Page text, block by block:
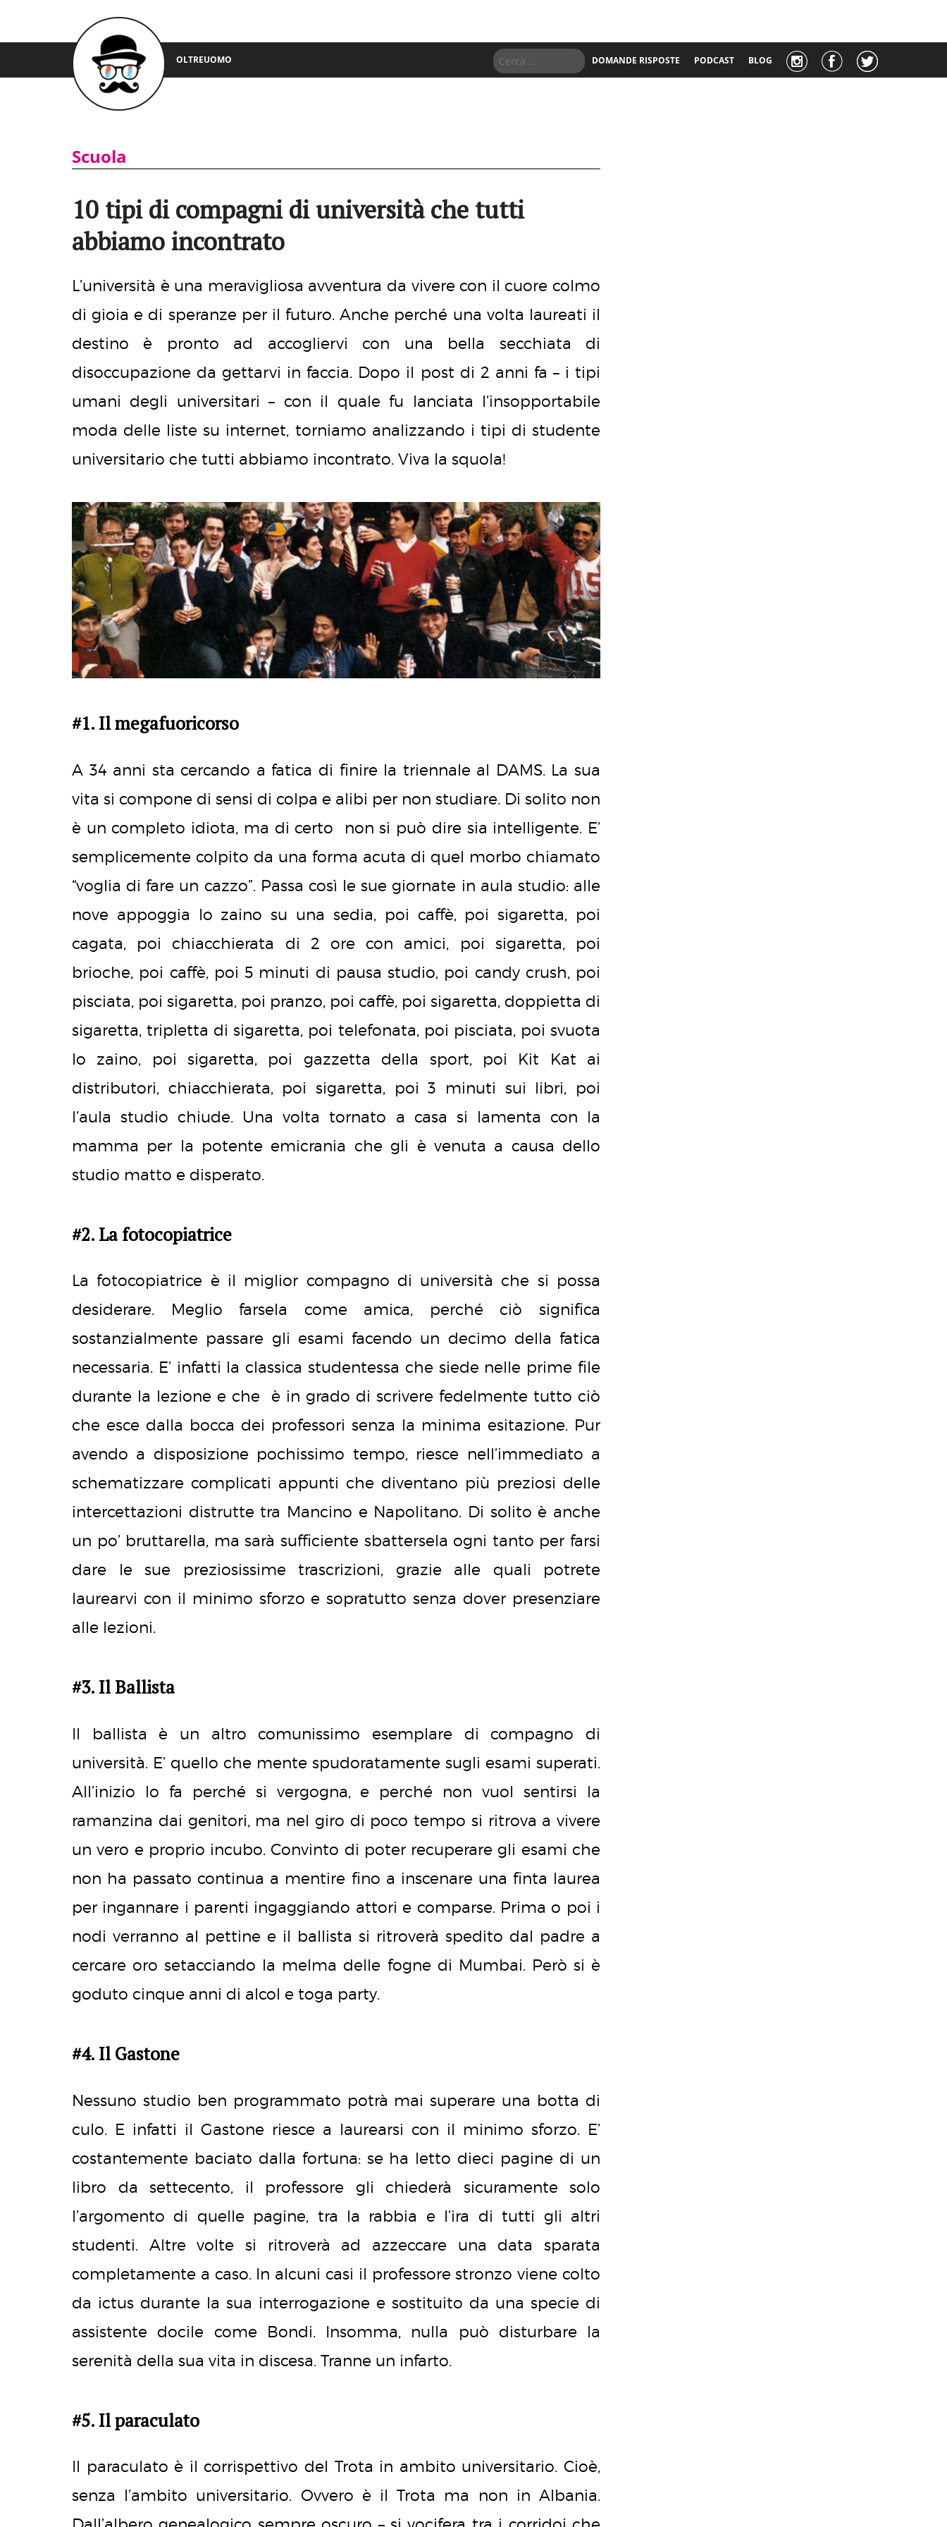
OLTREUOMO DOMANDE RISPOSTE PODCAST BLOG
Scuola
10 tipi di compagni di università che tutti
abbiamo incontrato
L’università è una meravigliosa avventura da vivere con il cuore colmo
di gioia e di speranze per il futuro. Anche perché una volta laureati il
destino è pronto ad accogliervi con una bella secchiata di
disoccupazione da gettarvi in faccia. Dopo il post di 2 anni fa – i tipi
umani degli universitari – con il quale fu lanciata l’insopportabile
moda delle liste su internet, torniamo analizzando i tipi di studente
universitario che tutti abbiamo incontrato. Viva la squola!
#1. Il megafuoricorso
A 34 anni sta cercando a fatica di finire la triennale al DAMS. La sua
vita si compone di sensi di colpa e alibi per non studiare. Di solito non
è un completo idiota, ma di certo non si può dire sia intelligente. E’
semplicemente colpito da una forma acuta di quel morbo chiamato
“voglia di fare un cazzo”. Passa così le sue giornate in aula studio: alle
nove appoggia lo zaino su una sedia, poi caffè, poi sigaretta, poi
cagata, poi chiacchierata di 2 ore con amici, poi sigaretta, poi
brioche, poi caffè, poi 5 minuti di pausa studio, poi candy crush, poi
pisciata, poi sigaretta, poi pranzo, poi caffè, poi sigaretta, doppietta di
sigaretta, tripletta di sigaretta, poi telefonata, poi pisciata, poi svuota
lo zaino, poi sigaretta, poi gazzetta della sport, poi Kit Kat ai
distributori, chiacchierata, poi sigaretta, poi 3 minuti sui libri, poi
l’aula studio chiude. Una volta tornato a casa si lamenta con la
mamma per la potente emicrania che gli è venuta a causa dello
studio matto e disperato.
#2. La fotocopiatrice
La fotocopiatrice è il miglior compagno di università che si possa
desiderare. Meglio farsela come amica, perché ciò significa
sostanzialmente passare gli esami facendo un decimo della fatica
necessaria. E’ infatti la classica studentessa che siede nelle prime file
durante la lezione e che è in grado di scrivere fedelmente tutto ciò
che esce dalla bocca dei professori senza la minima esitazione. Pur
avendo a disposizione pochissimo tempo, riesce nell’immediato a
schematizzare complicati appunti che diventano più preziosi delle
intercettazioni distrutte tra Mancino e Napolitano. Di solito è anche
un po’ bruttarella, ma sarà sufficiente sbattersela ogni tanto per farsi
dare le sue preziosissime trascrizioni, grazie alle quali potrete
laurearvi con il minimo sforzo e sopratutto senza dover presenziare
alle lezioni.
#3. Il Ballista
Il ballista è un altro comunissimo esemplare di compagno di
università. E’ quello che mente spudoratamente sugli esami superati.
All’inizio lo fa perché si vergogna, e perché non vuol sentirsi la
ramanzina dai genitori, ma nel giro di poco tempo si ritrova a vivere
un vero e proprio incubo. Convinto di poter recuperare gli esami che
non ha passato continua a mentire fino a inscenare una finta laurea
per ingannare i parenti ingaggiando attori e comparse. Prima o poi i
nodi verranno al pettine e il ballista si ritroverà spedito dal padre a
cercare oro setacciando la melma delle fogne di Mumbai. Però si è
goduto cinque anni di alcol e toga party.
#4. Il Gastone
Nessuno studio ben programmato potrà mai superare una botta di
culo. E infatti il Gastone riesce a laurearsi con il minimo sforzo. E’
costantemente baciato dalla fortuna: se ha letto dieci pagine di un
libro da settecento, il professore gli chiederà sicuramente solo
l’argomento di quelle pagine, tra la rabbia e l’ira di tutti gli altri
studenti. Altre volte si ritroverà ad azzeccare una data sparata
completamente a caso. In alcuni casi il professore stronzo viene colto
da ictus durante la sua interrogazione e sostituito da una specie di
assistente docile come Bondi. Insomma, nulla può disturbare la
serenità della sua vita in discesa. Tranne un infarto.
#5. Il paraculato
Il paraculato è il corrispettivo del Trota in ambito universitario. Cioè,
senza l’ambito universitario. Ovvero è il Trota ma non in Albania.